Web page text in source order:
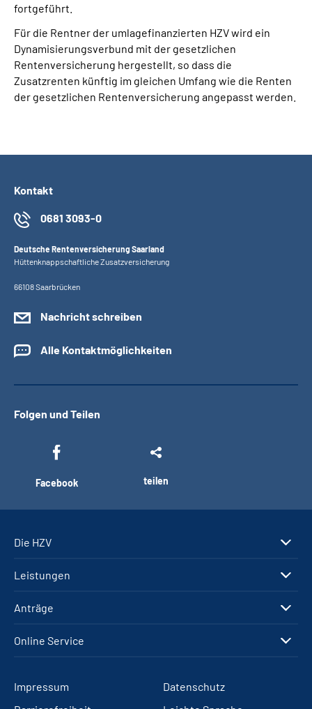
fortgeführt.
Für die Rentner der umlagefinanzierten HZV wird ein
Dynamisierungsverbund mit der gesetzlichen
Rentenversicherung hergestellt, so dass die
Zusatzrenten künftig im gleichen Umfang wie die Renten
der gesetzlichen Rentenversicherung angepasst werden.
Kontakt
0681 3093-0
Deutsche Rentenversicherung Saarland
Hüttenknappschaftliche Zusatzversicherung
66108 Saarbrücken
Nachricht schreiben
Alle Kontaktmöglichkeiten
Folgen und Teilen
Facebook teilen
Die HZV
Leistungen
Anträge
Online Service
Impressum
Datenschutz